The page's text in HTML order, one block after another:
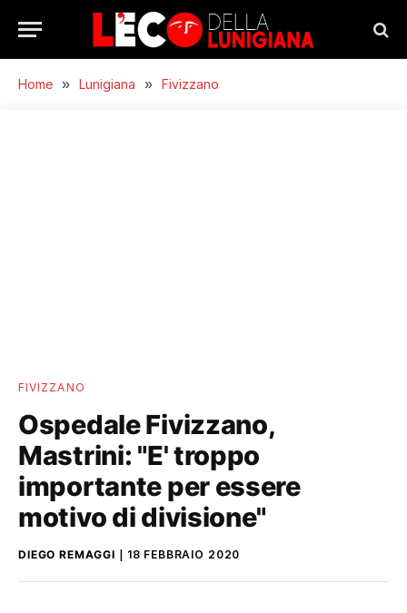
Home » Lunigiana » Fivizzano
FIVIZZANO
Ospedale Fivizzano,
Mastrini: "E' troppo
importante per essere
motivo di divisione"
DIEGO REMAGGI 18 FEBBRAIO 2020